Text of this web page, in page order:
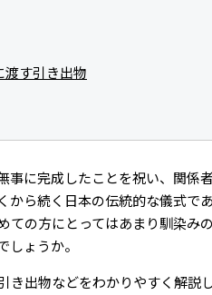
渡す引き出物
事に完成したことを祝い、関係
から続く日本の伝統的な儀式で
ての方にとってはあまり馴染み
ょうか。
出物などをわかりやすく解説